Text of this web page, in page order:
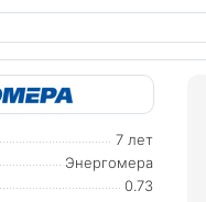
7 лет
Энергомера
0.73